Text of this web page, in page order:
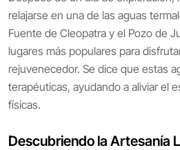
relajarse en una de las aguas
Fuente de Cleopatra y el Pozo de
lugares más populares para
rejuvenecedor. Se dice que estas
terapéuticas, ayudando a aliviar el
físicas.
Descubriendo la Artesanía